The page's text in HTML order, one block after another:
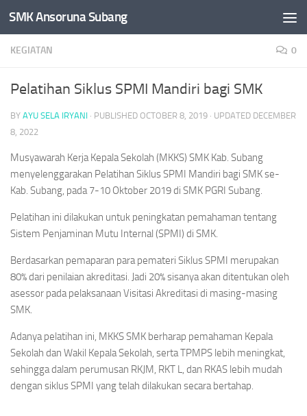
Skip to content
SMK Ansoruna Subang
KEGIATAN 0
Pelatihan Siklus SPMI Mandiri bagi SMK
BY AYU SELA IRYANI · PUBLISHED OCTOBER 8, 2019 · UPDATED DECEMBER
8, 2022
Musyawarah Kerja Kepala Sekolah (MKKS) SMK Kab. Subang
menyelenggarakan Pelatihan Siklus SPMI Mandiri bagi SMK se-
Kab. Subang, pada 7-10 Oktober 2019 di SMK PGRI Subang.
Pelatihan ini dilakukan untuk peningkatan pemahaman tentang
Sistem Penjaminan Mutu Internal (SPMI) di SMK.
Berdasarkan pemaparan para pemateri Siklus SPMI merupakan
80% dari penilaian akreditasi. Jadi 20% sisanya akan ditentukan oleh
asessor pada pelaksanaan Visitasi Akreditasi di masing-masing
SMK.
Adanya pelatihan ini, MKKS SMK berharap pemahaman Kepala
Sekolah dan Wakil Kepala Sekolah, serta TPMPS lebih meningkat,
sehingga dalam perumusan RKJM, RKT L, dan RKAS lebih mudah
dengan siklus SPMI yang telah dilakukan secara bertahap.